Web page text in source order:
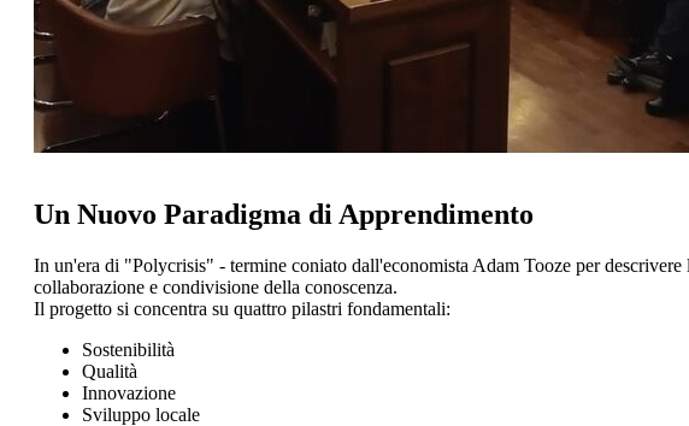
Un Nuovo Paradigma di Apprendimento
In un'era di "Polycrisis" - termine coniato dall'economista Adam Tooze per
collaborazione e condivisione della conoscenza.
Il progetto si concentra su quattro pilastri fondamentali:
Sostenibilità
Qualità
Innovazione
Sviluppo locale